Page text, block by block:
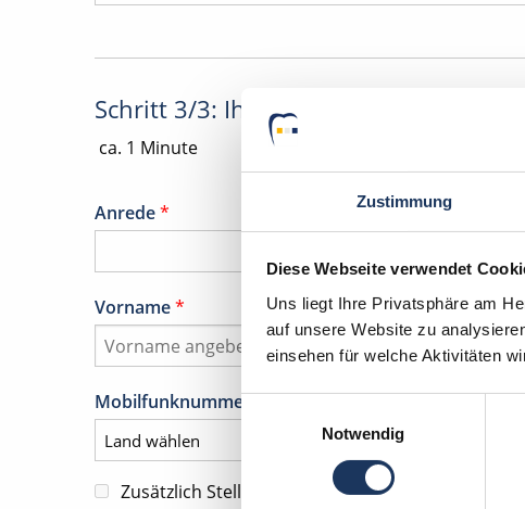
Zustimmung
Diese Webseite verwendet
Uns liegt Ihre Privatsphäre am
auf unsere Website zu
einsehen für welche Aktivitäten
Einwilligungsauswahl
Notwendig
Schritt 3/3: Ihre Daten
ca. 1 Minute
Anrede*
Vorname*
Mobilfunknummer für tel. Kontaktanfragen*
Zusätzlich Stellenangebote und Kommunikation